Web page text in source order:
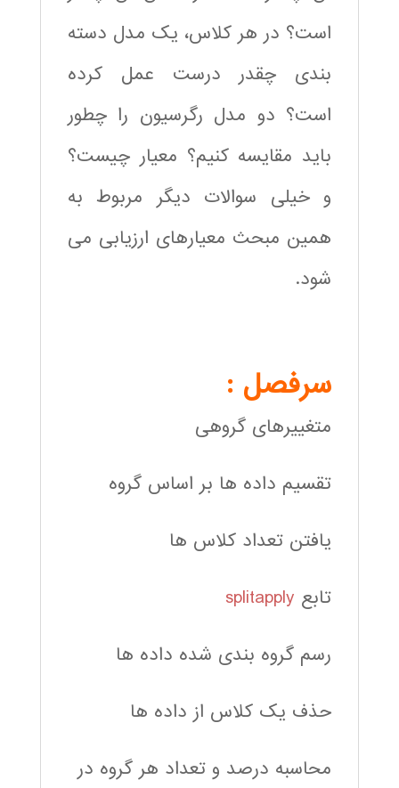
است؟ در هر کلاس، یک مدل دسته
بندی چقدر درست عمل کرده
است؟ دو مدل رگرسیون را چطور
باید مقایسه کنیم؟ معیار چیست؟
و خیلی سوالات دیگر مربوط به
همین مبحث معیارهای ارزیابی می
شود.
سرفصل :
متغییرهای گروهی
تقسیم داده ها بر اساس گروه
یافتن تعداد کلاس ها
تابع splitapply
رسم گروه بندی شده داده ها
حذف یک کلاس از داده ها
محاسبه درصد و تعداد هر گروه در